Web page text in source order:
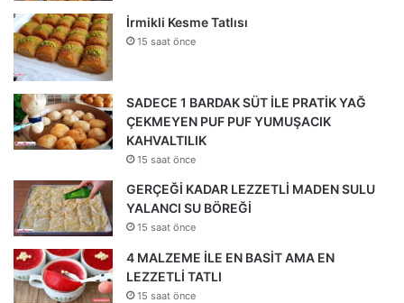
İrmikli Kesme Tatlısı
15 saat önce
SADECE 1 BARDAK SÜT İLE PRATİK YAĞ
ÇEKMEYEN PUF PUF YUMUŞACIK
KAHVALTILIK
15 saat önce
GERÇEĞİ KADAR LEZZETLİ MADEN SULU
YALANCI SU BÖREĞİ
15 saat önce
4 MALZEME İLE EN BASİT AMA EN
LEZZETLİ TATLI
15 saat önce